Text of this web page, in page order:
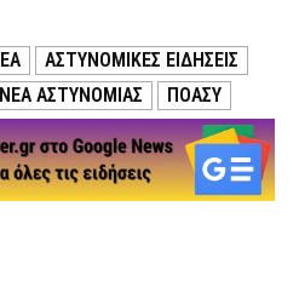
ΑΣΤΥΝΟΜΙΚΕΣ ΕΙΔΗΣΕΙΣ
ΝΕΑ ΑΣΤΥΝΟΜΙΑΣ ΠΟΑΣΥ